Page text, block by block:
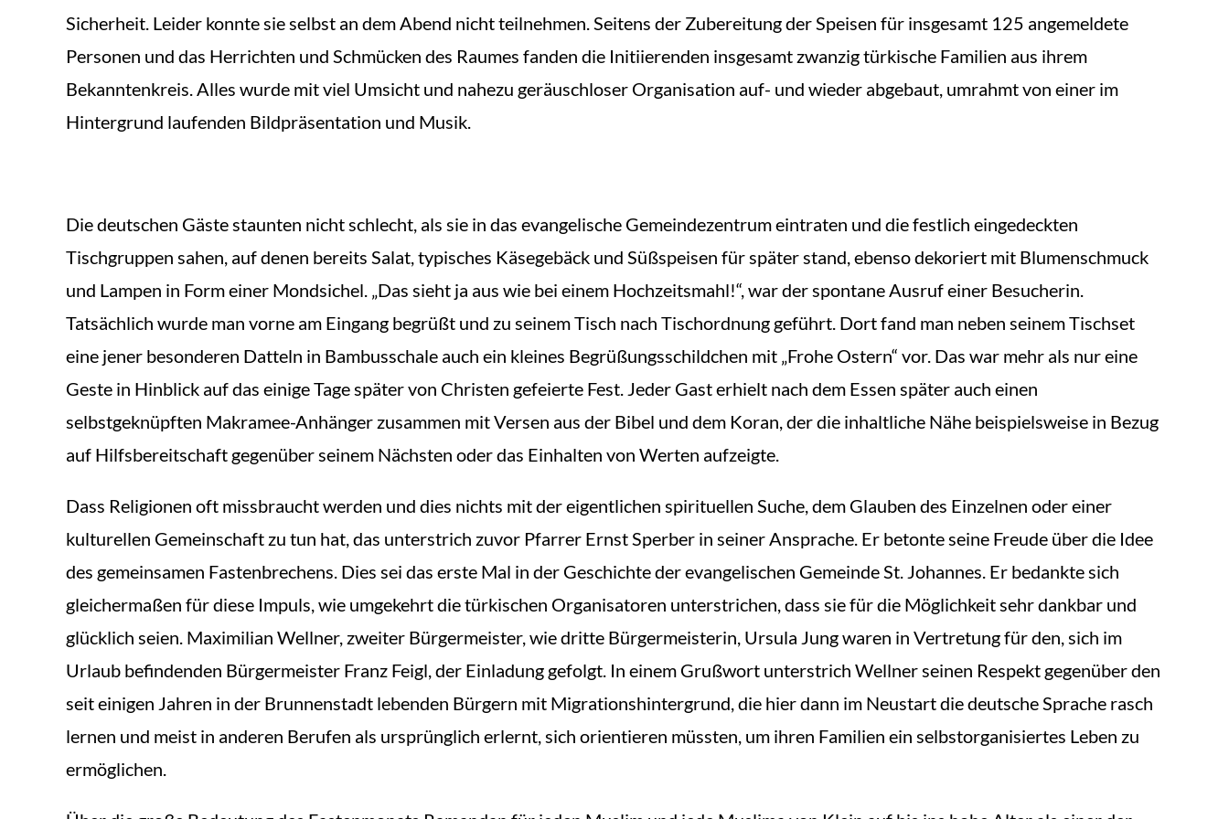
Sicherheit. Leider konnte sie selbst an dem Abend nicht teilnehmen. Seitens der Zubereitung der Speisen für insgesamt 125 angemeldete
Personen und das Herrichten und Schmücken des Raumes fanden die Initiierenden insgesamt zwanzig türkische Familien aus ihrem
Bekanntenkreis. Alles wurde mit viel Umsicht und nahezu geräuschloser Organisation auf- und wieder abgebaut, umrahmt von einer im
Hintergrund laufenden Bildpräsentation und Musik.
Die deutschen Gäste staunten nicht schlecht, als sie in das evangelische Gemeindezentrum eintraten und die festlich eingedeckten
Tischgruppen sahen, auf denen bereits Salat, typisches Käsegebäck und Süßspeisen für später stand, ebenso dekoriert mit Blumenschmuck
und Lampen in Form einer Mondsichel. „Das sieht ja aus wie bei einem Hochzeitsmahl!“, war der spontane Ausruf einer Besucherin.
Tatsächlich wurde man vorne am Eingang begrüßt und zu seinem Tisch nach Tischordnung geführt. Dort fand man neben seinem Tischset
eine jener besonderen Datteln in Bambusschale auch ein kleines Begrüßungsschildchen mit „Frohe Ostern“ vor. Das war mehr als nur eine
Geste in Hinblick auf das einige Tage später von Christen gefeierte Fest. Jeder Gast erhielt nach dem Essen später auch einen
selbstgeknüpften Makramee-Anhänger zusammen mit Versen aus der Bibel und dem Koran, der die inhaltliche Nähe beispielsweise in Bezug
auf Hilfsbereitschaft gegenüber seinem Nächsten oder das Einhalten von Werten aufzeigte.
Dass Religionen oft missbraucht werden und dies nichts mit der eigentlichen spirituellen Suche, dem Glauben des Einzelnen oder einer
kulturellen Gemeinschaft zu tun hat, das unterstrich zuvor Pfarrer Ernst Sperber in seiner Ansprache. Er betonte seine Freude über die Idee
des gemeinsamen Fastenbrechens. Dies sei das erste Mal in der Geschichte der evangelischen Gemeinde St. Johannes. Er bedankte sich
gleichermaßen für diese Impuls, wie umgekehrt die türkischen Organisatoren unterstrichen, dass sie für die Möglichkeit sehr dankbar und
glücklich seien. Maximilian Wellner, zweiter Bürgermeister, wie dritte Bürgermeisterin, Ursula Jung waren in Vertretung für den, sich im
Urlaub befindenden Bürgermeister Franz Feigl, der Einladung gefolgt. In einem Grußwort unterstrich Wellner seinen Respekt gegenüber den
seit einigen Jahren in der Brunnenstadt lebenden Bürgern mit Migrationshintergrund, die hier dann im Neustart die deutsche Sprache rasch
lernen und meist in anderen Berufen als ursprünglich erlernt, sich orientieren müssten, um ihren Familien ein selbstorganisiertes Leben zu
ermöglichen.